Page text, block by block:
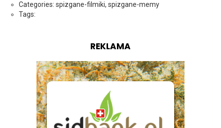
Categories: spizgane-filmiki, spizgane-memy
Tags:
REKLAMA